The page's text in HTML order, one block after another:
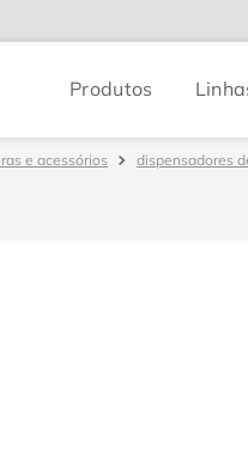
Produtos
e acessórios dispensadores